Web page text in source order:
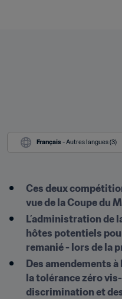
Français - Autres langues (3)
Ces deux
vue de la Coupe du
L’administration de
hôtes potentiels
remanié - lors de la
Des amendements
la tolérance zéro
discrimination et